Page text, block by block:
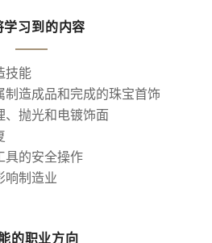
学习到的内容
技能
制造成品和完成的珠宝首饰
、抛光和电镀饰面
具的安全操作
响制造业
的职业方向